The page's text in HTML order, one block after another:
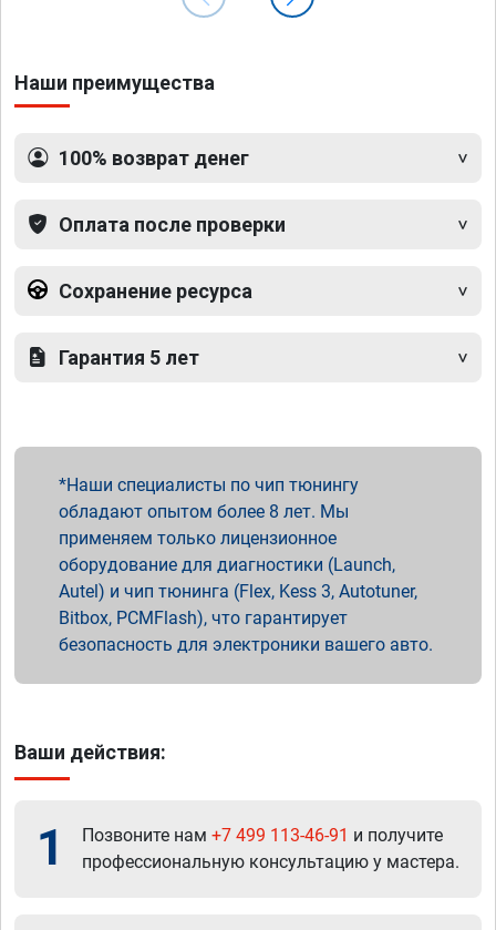
Наши преимущества
100% возврат денег
Оплата после проверки
Сохранение ресурса
Гарантия 5 лет
Наши специалисты по чип тюнингу
обладают опытом более 8 лет. Мы
применяем только лицензионное
оборудование для диагностики (Launch,
Autel) и чип тюнинга (Flex, Kess 3, Autotuner,
Bitbox, PCMFlash), что гарантирует
безопасность для электроники вашего авто.
Ваши действия:
1 Позвоните нам +7 499 113-46-91 и получите
профессиональную консультацию у мастера.